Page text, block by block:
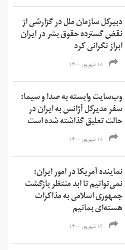
دبیرکل سازمان ملل در گزارشی از
نقض گسترده حقوق بشر در ایران
ابراز نگرانی کرد
۱۸ شهریور ۱۴۰۰
وب‌سایت وابسته به صدا و سیما:
سفر مدیرکل آژانس به ایران در
حالت تعلیق گذاشته شده است
۱۸ شهریور ۱۴۰۰
نماینده آمریکا در امور ایران:
نمی‌‌توانیم تا ابد منتظر بازگشت
جمهوری اسلامی به مذاکرات
هسته‌ای بمانیم
۱۳ شهریور ۱۴۰۰